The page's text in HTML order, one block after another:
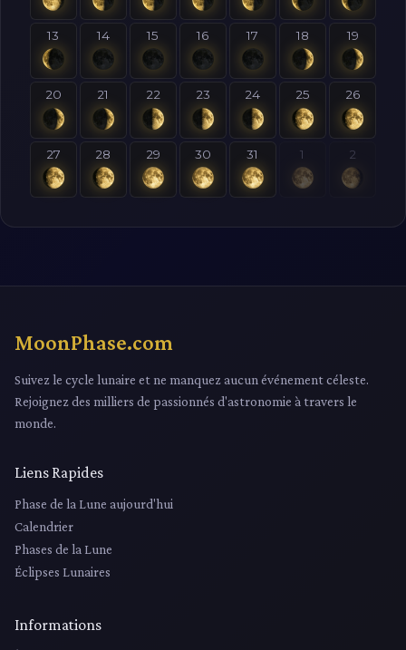
13 14 15 16 17 18 19
20 21 22 23 24 25 26
27 28 29 30 31 1 2
MoonPhase.com
Suivez le cycle lunaire et ne manquez aucun événement céleste.
Rejoignez des milliers de passionnés d'astronomie à travers le
monde.
Liens Rapides
Phase de la Lune aujourd'hui
Calendrier
Phases de la Lune
Éclipses Lunaires
Informations